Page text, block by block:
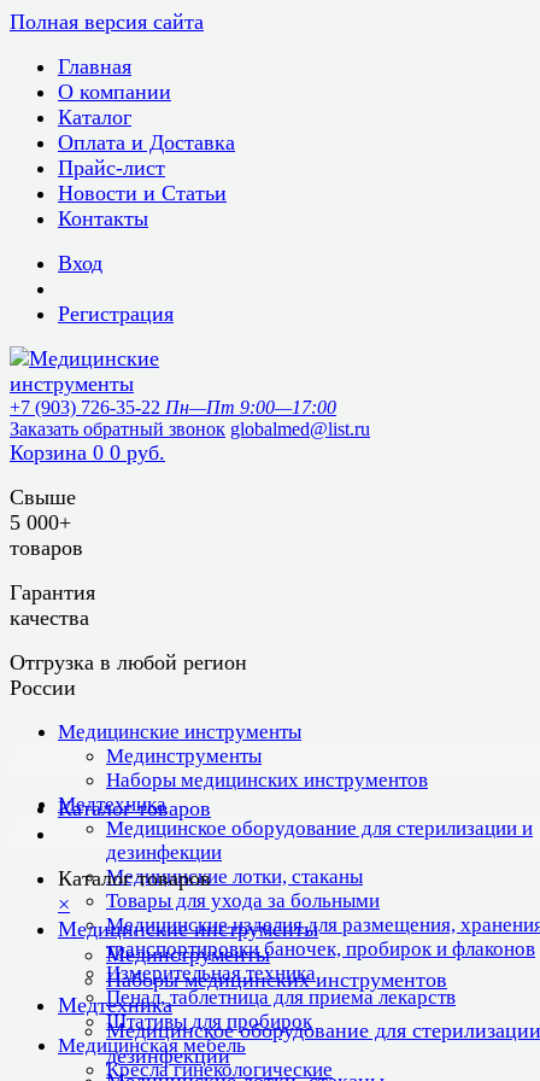
Полная версия сайта
Главная
О компании
Каталог
Оплата и Доставка
Прайс-лист
Новости и Статьи
Контакты
Вход
Регистрация
+7 (903) 726-35-22 Пн—Пт 9:00—17:00
Заказать обратный звонок globalmed@list.ru
Корзина 0 0 руб.
Свыше
5 000+
товаров
Гарантия
качества
Отгрузка в любой регион
России
Медицинские инструменты
Мединструменты
Наборы медицинских инструментов
Медтехника
Медицинское оборудование для стерилизации и
дезинфекции
Медицинские лотки, стаканы
Товары для ухода за больными
Медицинские изделия для размещения,
транспортировки баночек, пробирок и флаконов
Измерительная техника
Пенал, таблетница для приема лекарств
Штативы для пробирок
Медицинская мебель
Кресла гинекологические
Каталог товаров
Каталог товаров
×
Медицинские инструменты
Мединструменты
Наборы медицинских инструментов
Медтехника
Медицинское оборудование для
дезинфекции